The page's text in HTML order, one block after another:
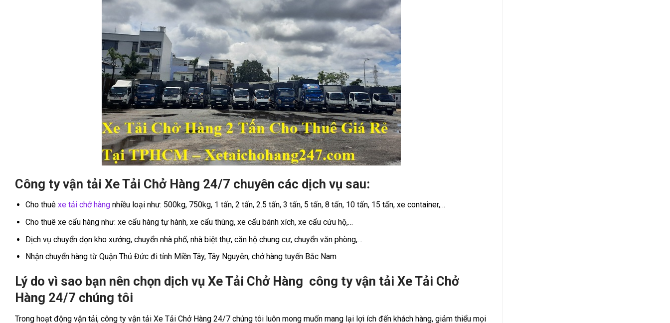
Công ty vận tải Xe Tải Chở Hàng 24/7 chuyên các dịch vụ sau:
Cho thuê xe tải chở hàngnhiều loại như: 500kg, 750kg, 1 tấn, 2 tấn, 2.5 tấn, 3 tấn, 5 tấn, 8 tấn, 10 tấn, 15 tấn, xe container,…
Cho thuê xe cẩu hàng như: xe cẩu hàng tự hành, xe cẩu thùng, xe cẩu bánh xích, xe cẩu cứu hộ,…
Dịch vụ chuyển dọn kho xưởng, chuyển nhà phố, nhà biệt thự, căn hộ chung cư, chuyển văn phòng,…
Nhận chuyển hàng từ Quận Thủ Đức đi tỉnh Miền Tây, Tây Nguyên, chở hàng tuyến Bắc Nam
Lý do vì sao bạn nên chọn dịch vụ Xe Tải Chở Hàng công ty vận tải Xe Tải Chở
Hàng 24/7 chúng tôi
Trong hoạt động vận tải, công ty vận tải Xe Tải Chở Hàng 24/7 chúng tôi luôn mong muốn mang lại lợi ích đến khách hàng, giảm thiểu mọi